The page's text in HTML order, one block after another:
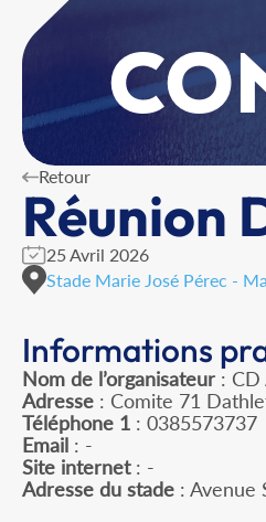
Retour
Réunion
25 Avril 2026
Stade Marie José Pérec -
Informations
Nom de l’organisateur : CD
Adresse : Comite 71
Téléphone 1 : 0385573737
Email : -
Site internet: -
Adresse du stade : Avenue